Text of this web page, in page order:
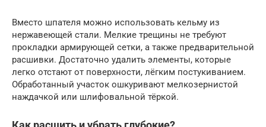
Вместо шпателя можно использовать кельму из
нержавеющей стали. Мелкие трещины не требуют
прокладки армирующей сетки, а также предварительной
расшивки. Достаточно удалить элементы, которые
легко отстают от поверхности, лёгким постукиванием.
Обработанный участок ошкуривают мелкозернистой
наждачкой или шлифовальной тёркой.